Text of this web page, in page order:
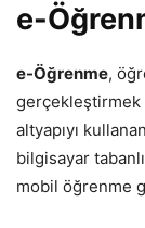
e-
e-Öğrenme,
altyapıyı
bilgisayar
mobil öğrenme